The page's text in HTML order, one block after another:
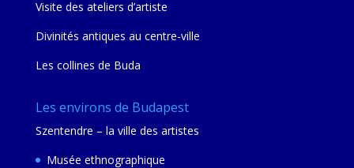
Visite des ateliers d’artiste
Divinités antiques au centre-ville
Les collines de Buda
Les environs de Budapest
Szentendre – la ville des artistes
Musée ethnographique